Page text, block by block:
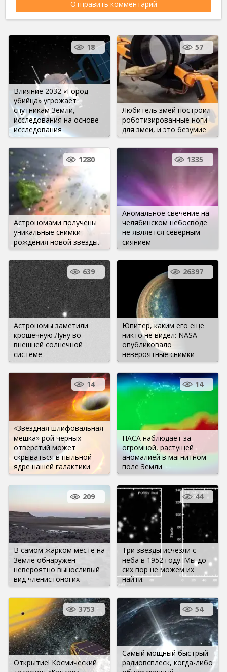
Влияние 2032 «Город-
убийца» угрожает
спутникам Земли,
исследования на основе
исследования
18
Любитель змей построил
роботизированные ноги
для змеи, и это безумие
57
Астрономами получены
уникальные снимки
рождения новой звезды.
1280
Аномальное свечение на
челябинском небосводе
не является северным
сиянием
1335
Астрономы заметили
крошечную Луну во
внешней солнечной
системе
639
Юпитер, каким его еще
никто не видел: NASA
опубликовало
невероятные снимки
26397
«Звездная шлифовальная
мешка» рой черных
отверстий может
скрываться в пыльной
ядре нашей галактики
14
НАСА наблюдает за
огромной, растущей
аномалией в магнитном
поле Земли
14
В самом жарком месте на
Земле обнаружен
невероятно выносливый
вид членистоногих
209
Три звезды исчезли с
неба в 1952 году. Мы до
сих пор не можем их
найти.
44
Открытие! Космический
3753
Самый мощный быстрый
радиовсплеск, когда-либо
54